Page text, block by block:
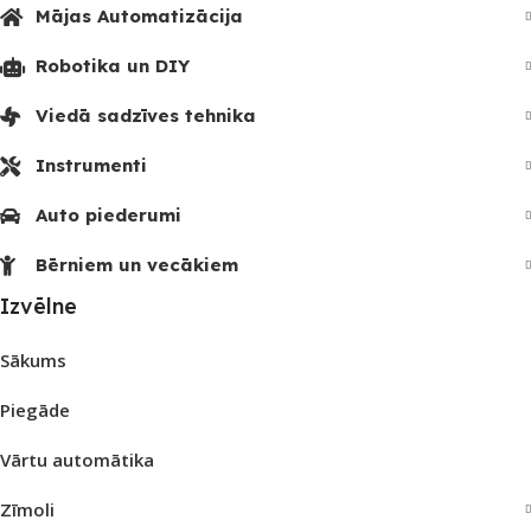
Mājas Automatizācija
Robotika un DIY
Viedā sadzīves tehnika
Instrumenti
Auto piederumi
Bērniem un vecākiem
Izvēlne
Sākums
Piegāde
Vārtu automātika
Zīmoli